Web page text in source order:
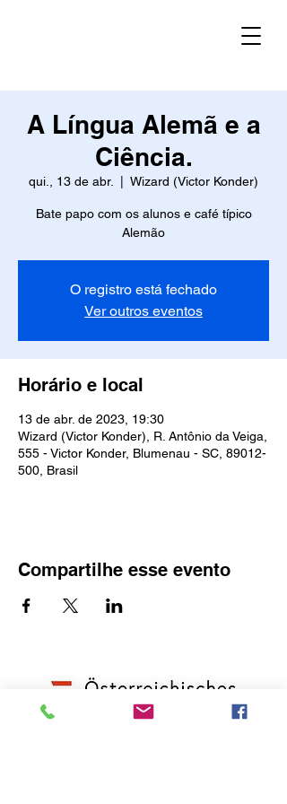
A Língua Alemã e a
Ciência.
qui., 13 de abr. Wizard (Victor Konder)
Bate papo com os alunos e café típico
Alemão
O registro está fechado
Ver outros eventos
Horário e local
13 de abr. de 2023, 19:30
Wizard (Victor Konder), R. Antônio da Veiga,
555 - Victor Konder, Blumenau - SC, 89012-
500, Brasil
Compartilhe esse evento